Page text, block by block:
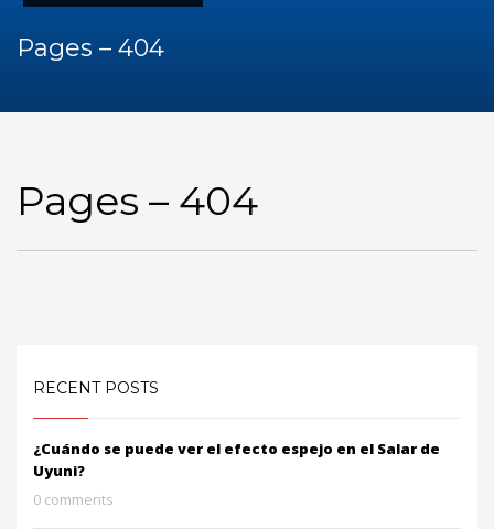
Pages – 404
Pages – 404
RECENT POSTS
¿Cuándo se puede ver el efecto espejo en el Salar de
Uyuni?
0 comments